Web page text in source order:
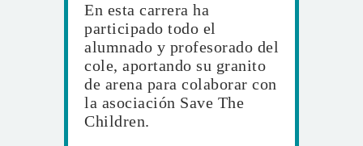
En esta carrera ha
participado todo el
alumnado y profesorado del
cole, aportando su granito
de arena para colaborar con
la asociación Save The
Children.